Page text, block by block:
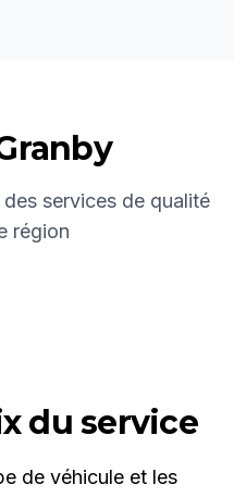
services de qualité
région
du service
de véhicule et les